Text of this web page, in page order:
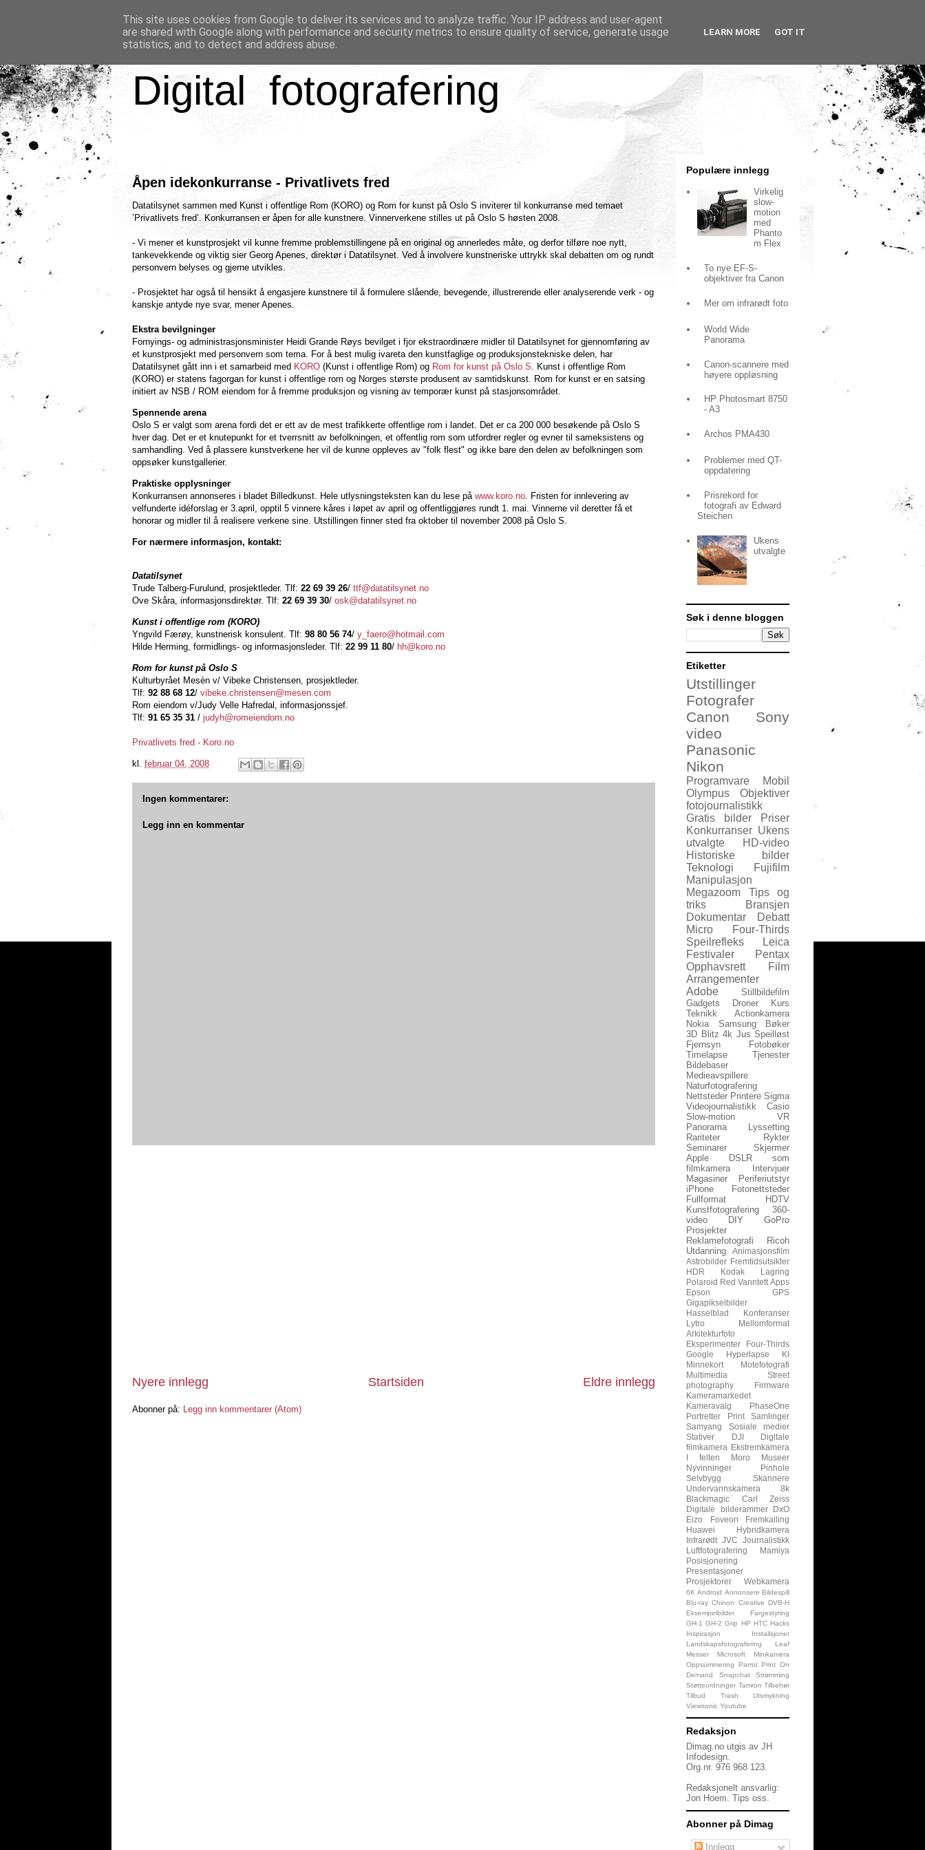
Digital fotografering
Åpen idekonkurranse - Privatlivets fred
Datatilsynet sammen med Kunst i offentlige Rom (KORO) og Rom for kunst på Oslo S inviterer til konkurranse med temaet
’Privatlivets fred’. Konkurransen er åpen for alle kunstnere. Vinnerverkene stilles ut på Oslo S høsten 2008.
- Vi mener et kunstprosjekt vil kunne fremme problemstillingene på en original og annerledes måte, og derfor tilføre noe nytt,
tankevekkende og viktig sier Georg Apenes, direktør i Datatilsynet. Ved å involvere kunstneriske uttrykk skal debatten om og rundt
personvern belyses og gjerne utvikles.
- Prosjektet har også til hensikt å engasjere kunstnere til å formulere slående, bevegende, illustrerende eller analyserende verk - og
kanskje antyde nye svar, mener Apenes.
Ekstra bevilgninger
Fornyings- og administrasjonsminister Heidi Grande Røys bevilget i fjor ekstraordinære midler til Datatilsynet for gjennomføring av
et kunstprosjekt med personvern som tema. For å best mulig ivareta den kunstfaglige og produksjonstekniske delen, har
Datatilsynet gått inn i et samarbeid med KORO (Kunst i offentlige Rom) og Rom for kunst på Oslo S. Kunst i offentlige Rom
(KORO) er statens fagorgan for kunst i offentlige rom og Norges største produsent av samtidskunst. Rom for kunst er en satsing
initiert av NSB / ROM eiendom for å fremme produksjon og visning av temporær kunst på stasjonsområdet.
Spennende arena
Oslo S er valgt som arena fordi det er ett av de mest trafikkerte offentlige rom i landet. Det er ca 200 000 besøkende på Oslo S
hver dag. Det er et knutepunkt for et tverrsnitt av befolkningen, et offentlig rom som utfordrer regler og evner til sameksistens og
samhandling. Ved å plassere kunstverkene her vil de kunne oppleves av "folk flest" og ikke bare den delen av befolkningen som
oppsøker kunstgallerier.
Praktiske opplysninger
Konkurransen annonseres i bladet Billedkunst. Hele utlysningsteksten kan du lese på www.koro.no. Fristen for innlevering av
velfunderte idéforslag er 3.april, opptil 5 vinnere kåres i løpet av april og offentliggjøres rundt 1. mai. Vinnerne vil deretter få et
honorar og midler til å realisere verkene sine. Utstillingen finner sted fra oktober til november 2008 på Oslo S.
For nærmere informasjon, kontakt:
Datatilsynet
Trude Talberg-Furulund, prosjektleder. Tlf: 22 69 39 26/ ttf@datatilsynet.no
Ove Skåra, informasjonsdirektør. Tlf: 22 69 39 30/ osk@datatilsynet.no
Kunst i offentlige rom (KORO)
Yngvild Færøy, kunstnerisk konsulent. Tlf: 98 80 56 74/ y_faero@hotmail.com
Hilde Herming, formidlings- og informasjonsleder. Tlf: 22 99 11 80/ hh@koro.no
Rom for kunst på Oslo S
Kulturbyrået Mesèn v/ Vibeke Christensen, prosjektleder.
Tlf: 92 88 68 12/ vibeke.christensen@mesen.com
Rom eiendom v/Judy Velle Hafredal, informasjonssjef.
Tlf: 91 65 35 31 / judyh@romeiendom.no
Privatlivets fred - Koro.no
kl. februar 04, 2008
Ingen kommentarer:
Legg inn en kommentar
Nyere innlegg Eldre innlegg
Startsiden
Abonner på: Legg inn kommentarer (Atom)
Populære innlegg
Virkelig
slow-
motion
med
Phanto
m Flex
To nye EF-S-
objektiver fra Canon
Mer om infrarødt foto
World Wide
Panorama
Canon-scannere med
høyere oppløsning
HP Photosmart 8750
- A3
Archos PMA430
Problemer med QT-
oppdatering
Prisrekord for
fotografi av Edward
Steichen
Ukens
utvalgte
Søk i denne bloggen
Etiketter
Utstillinger
Fotografer
Canon
Sony
video
Panasonic
Nikon
Programvare
Mobil
Olympus
Objektiver
fotojournalistikk
Gratis bilder
Priser
Konkurranser Ukens
utvalgte
HD-video
Historiske bilder
Teknologi
Fujifilm
Manipulasjon
Megazoom
Tips og
triks
Bransjen
Dokumentar
Debatt
Micro Four-Thirds
Speilrefleks
Leica
Festivaler
Pentax
Opphavsrett
Film
Arrangementer
Adobe
Stillbildefilm
Gadgets
Droner
Kurs
Teknikk
Actionkamera
Nokia
Samsung
Bøker
3D Blitz 4k Jus Speilløst
Fjernsyn
Fotobøker
Timelapse
Tjenester
Bildebaser
Medieavspillere
Naturfotografering
Nettsteder Printere Sigma
Videojournalistikk
Casio
Slow-motion
VR
Panorama
Lyssetting
Rariteter
Rykter
Seminarer
Skjermer
Apple
DSLR som
filmkamera
Intervjuer
Magasiner
Periferiutstyr
iPhone
Fotonettsteder
Fullformat
HDTV
Kunstfotografering
360-
video
DIY
GoPro
Prosjekter
Reklamefotografi
Ricoh
Utdanning
Animasjonsfilm
Astrobilder Fremtidsutsikter
HDR
Kodak
Lagring
Polaroid Red Vanntett Apps
Epson
GPS
Gigapikselbilder
Hasselblad
Konferanser
Lytro
Mellomformat
Arkitekturfoto
Eksperimenter
Four-Thirds
Google
Hyperlapse
KI
Minnekort
Motefotografi
Multimedia
Street
photography
Firmware
Kameramarkedet
Kameravalg
PhaseOne
Portretter
Print
Samlinger
Samyang
Sosiale medier
Stativer
DJI
Digitale
filmkamera Ekstremkamera
I felten
Moro
Museer
Nyvinninger
Pinhole
Selvbygg
Skannere
Undervannskamera
8k
Blackmagic
Carl Zeiss
Digitale bilderammer
DxO
Eizo
Foveon
Fremkalling
Huawei
Hybridkamera
Infrarødt JVC
Journalistikk
Luftfotografering
Mamiya
Posisjonering
Presentasjoner
Prosjektorer
Webkamera
6K Android Annonsere Bildespill
Blu-ray Chinon Creative
DVB-H
Eksempelbilder
Fargestyring
GH-1 GH-2 Grip HP HTC Hacks
Inspirasjon
Installsjoner
Landskapsfotografering
Leaf
Messer
Microsoft
Minikamera
Oppsummering
Parrot Print On
Demand
Snapchat
Strømming
Støtteordninger Tamron Tilbehør
Tilbud
Trash
Utsmykning
Viewsonic Youtube
Redaksjon
Dimag.no utgis av JH
Infodesign.
Org.nr. 976 968 123.
Redaksjonelt ansvarlig:
Jon Hoem. Tips oss.
Abonner på Dimag
Innlegg
This site uses cookies from Google to deliver its services and to analyze traffic. Your IP address and user-agent
are shared with Google along with performance and security metrics to ensure quality of service, generate usage
statistics, and to detect and address abuse.
LEARN MORE GOT IT